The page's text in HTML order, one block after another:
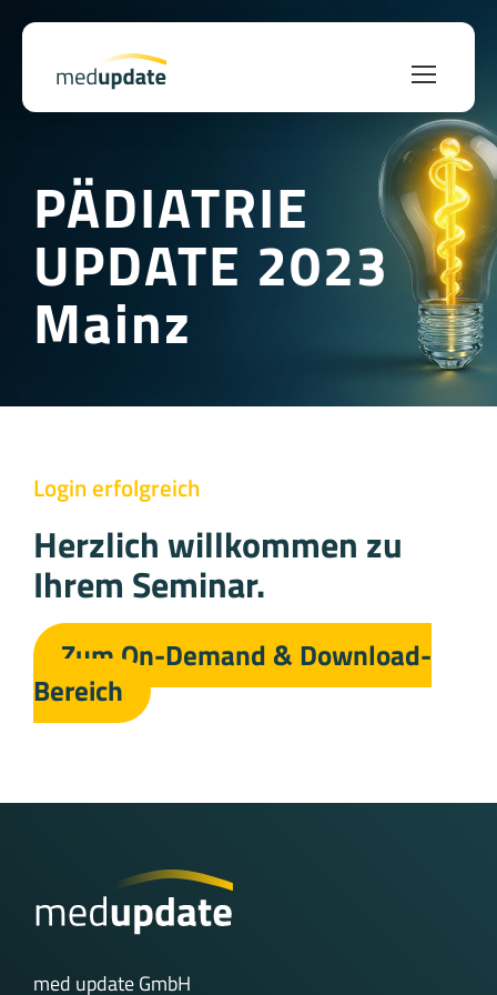
PÄDIATRIE
UPDATE 2023
Mainz
Login erfolgreich
Herzlich willkommen zu
Ihrem Seminar.
Zum On-Demand & Download-
Bereich
med update GmbH